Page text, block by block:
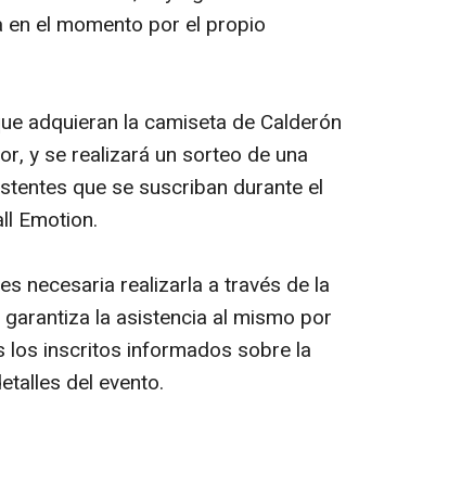
el momento por el propio
adquieran la camiseta de Calderón
y se realizará un sorteo de una
que se suscriban durante el
Emotion.
es necesaria realizarla a través de la
la asistencia al mismo por
los inscritos informados sobre la
del evento.